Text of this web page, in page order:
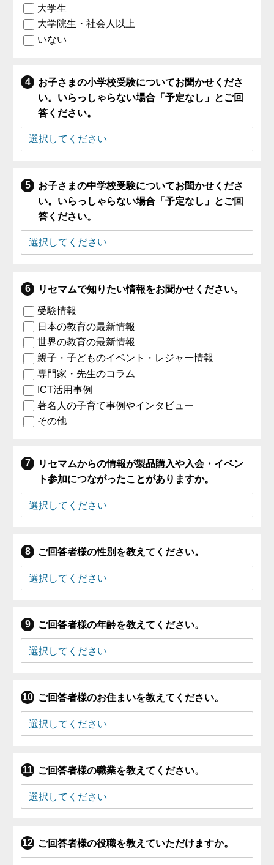
大学生
大学院生・社会人以上
いない
お子さまの小学校受験についてお聞かせくださ
い。いらっしゃらない場合「予定なし」とご回
答ください。
お子さまの中学校受験についてお聞かせくださ
い。いらっしゃらない場合「予定なし」とご回
答ください。
リセマムで知りたい情報をお聞かせください。
受験情報
日本の教育の最新情報
世界の教育の最新情報
親子・子どものイベント・レジャー情報
専門家・先生のコラム
ICT活用事例
著名人の子育て事例やインタビュー
その他
リセマムからの情報が製品購入や入会・イベン
ト参加につながったことがありますか。
ご回答者様の性別を教えてください。
ご回答者様の年齢を教えてください。
ご回答者様のお住まいを教えてください。
ご回答者様の職業を教えてください。
ご回答者様の役職を教えていただけますか。